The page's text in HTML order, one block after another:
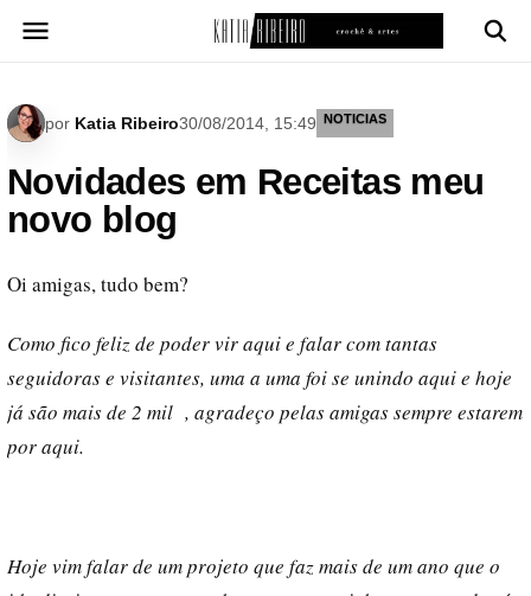
para
por Katia Ribeiro30/08/2014, 15:49 NOTICIAS
Novidades em Receitas meu
novo blog
Oi amigas, tudo bem?
Como fico feliz de poder vir aqui e falar com tantas
seguidoras e visitantes, uma a uma foi se unindo aqui e hoje
já são mais de 2 mil , agradeço pelas amigas sempre estarem
por aqui.
Hoje vim falar de um projeto que faz mais de um ano que o